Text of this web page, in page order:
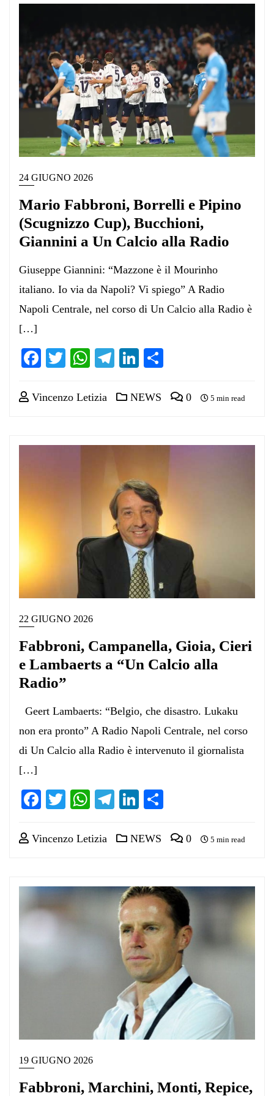
24 GIUGNO 2026
Mario Fabbroni, Borrelli e Pipino
(Scugnizzo Cup), Bucchioni,
Giannini a Un Calcio alla Radio
Giuseppe Giannini: “Mazzone è il Mourinho
italiano. Io via da Napoli? Vi spiego” A Radio
Napoli Centrale, nel corso di Un Calcio alla Radio è
[…]
Facebook
TwitterWhatsApp
Telegram
LinkedIn
Vincenzo Letizia NEWS 0 5 min read
22 GIUGNO 2026
Fabbroni, Campanella, Gioia, Cieri
e Lambaerts a “Un Calcio alla
Radio”
Geert Lambaerts: “Belgio, che disastro. Lukaku
non era pronto” A Radio Napoli Centrale, nel corso
di Un Calcio alla Radio è intervenuto il giornalista
[…]
Facebook
TwitterWhatsApp
Telegram
LinkedIn
Vincenzo Letizia NEWS 0 5 min read
19 GIUGNO 2026
Fabbroni, Marchini, Monti, Repice,